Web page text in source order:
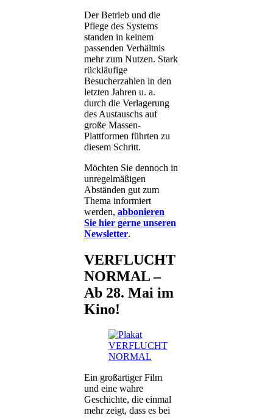
Der Betrieb und die
Pflege des Systems
standen in keinem
passenden Verhältnis
mehr zum Nutzen. Stark
rückläufige
Besucherzahlen in den
letzten Jahren u. a.
durch die Verlagerung
des Austauschs auf
große Massen-
Plattformen führten zu
diesem Schritt.
Möchten Sie dennoch in
unregelmäßigen
Abständen gut zum
Thema informiert
werden, abbonieren
Sie hier gerne unseren
Newsletter.
VERFLUCHT
NORMAL –
Ab 28. Mai im
Kino!
Ein großartiger Film
und eine wahre
Geschichte, die einmal
mehr zeigt, dass es bei